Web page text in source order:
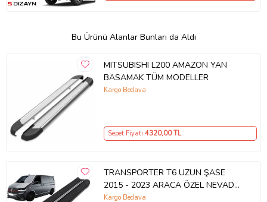
Bu Ürünü Alanlar Bunları da Aldı
MITSUBISHI L200 AMAZON YAN
BASAMAK TÜM MODELLER
Kargo Bedava
Sepet Fiyatı 4320,00 TL
TRANSPORTER T6 UZUN ŞASE
2015 - 2023 ARACA ÖZEL NEVADA
SİYAH YAN BASAMAK
Kargo Bedava